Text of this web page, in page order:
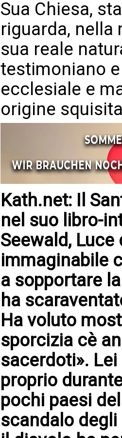
Sua Chiesa,
riguarda,
sua reale
testimoniano
ecclesiale e
origine
Kath.net: Il
nel suo libro-
Seewald, Luce
immaginabile
a sopportare
ha
Ha voluto
sporcizia cè
sacerdoti».
proprio
pochi paesi
scandalo degli